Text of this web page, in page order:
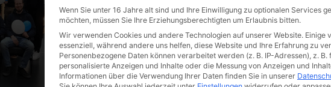
Wenn Sie unter 16 Jahre alt sind und Ihre Einwilligung zu optionalen Services
möchten, müssen Sie Ihre Erziehungsberechtigten um Erlaubnis bitten.
Wir verwenden Cookies und andere Technologien auf unserer Website. Einige
essenziell, während andere uns helfen, diese Website und Ihre Erfahrung zu
Personenbezogene Daten können verarbeitet werden (z. B. IP-Adressen), z. B.
personalisierte Anzeigen und Inhalte oder die Messung von Anzeigen und
Informationen über die Verwendung Ihrer Daten finden Sie in unserer